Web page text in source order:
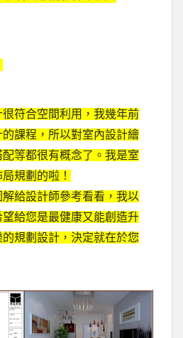
符合空間利用，我幾年前
課程，所以對室內設計繪
等都很有概念了。我是室
規劃的啦！
給設計師參考看看，我以
給您是最健康又能創造升
規劃設計，決定就在於您